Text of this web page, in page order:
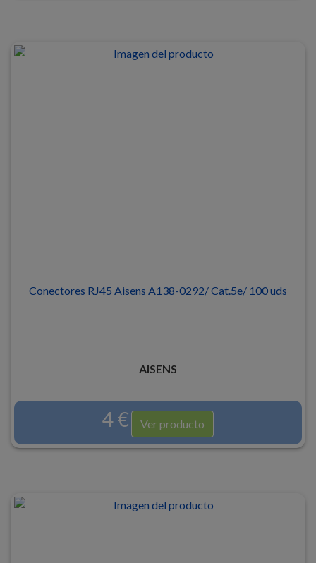
Conectores RJ45 Aisens A138-0292/ Cat.5e/ 100 uds
AISENS
4 € Ver producto